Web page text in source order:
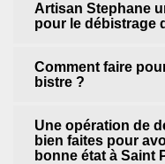
Artisan Stephane
pour le débistrage
Comment faire
bistre ?
Une opération de
bien faites pour
bonne état à Saint